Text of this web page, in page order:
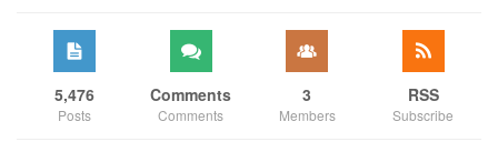
5,476
Posts
Comments
Comments
3
Members
RSS
Subscribe